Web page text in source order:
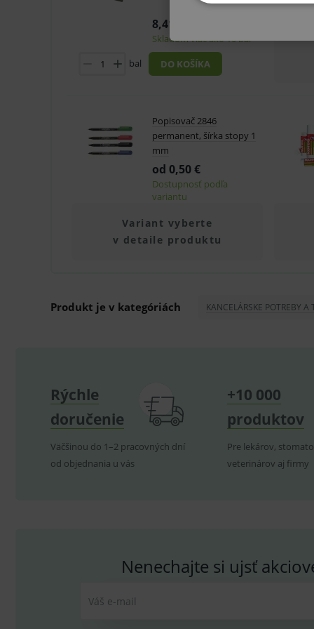
8,41 €
Skladom viac ako 10 bal
bal
DO KOŠÍKA
Popisovač 2846
permanent, šírka stopy 1
mm
od 0,50 €
Dostupnosť podľa
variantu
Variant vyberte
v detaile produktu
Produkt je v kategóriách KANCELÁRSKE POTREBY A
Rýchle
doručenie
Väčšinou do 1–2 pracovných dní
od objednania u vás
+10 000
produktov
Pre lekárov,
veterinárov aj firmy
Nenechajte si ujsť
Váš e-mail
používanie webu sú nutné.
Název
193359858-4
_ga
_ga_GXRFBLV37P
Název
_gcl_au
test_cookie